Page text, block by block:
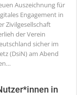
Auszeichnung für
Engagement in
Zivilgesellschaft
der Verein
sicher im
(DsiN) am Abend
…
in